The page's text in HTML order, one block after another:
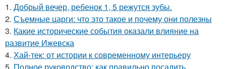
1. Добрый вечер, ребенок 1, 5 режутся зубы.
2. Съемные царги: что это такое и почему они полезны
3. Какие исторические события оказали влияние на
развитие Ижевска
4. Хай-тек: от истории к современному интерьеру
5. Полное руководство: как правильно посадить